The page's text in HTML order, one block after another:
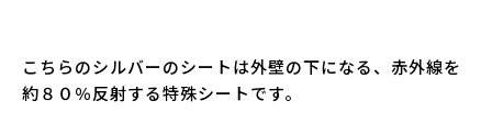
こちらのシルバーのシートは外壁の下になる、赤外線を
約８０％反射する特殊シートです。